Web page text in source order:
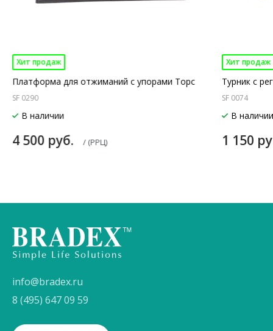
Хит продаж
Платформа для отжиманий с упорами Торс
SF 0290
В наличии
4 500 руб. / (РРЦ)
Хит продаж
Турник с
SF 0074
В
1 150
info@bradex.ru
8 (495) 647 09 59